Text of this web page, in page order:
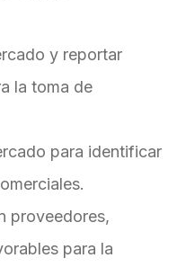
y reportar
la toma de
para identificar
proveedores,
para la